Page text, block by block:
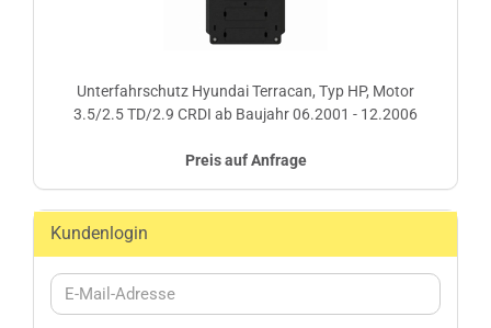
Unterfahrschutz Hyundai Terracan, Typ HP, Motor
3.5/2.5 TD/2.9 CRDI ab Baujahr 06.2001 - 12.2006
Preis auf Anfrage
Kundenlogin
E-
Mail-